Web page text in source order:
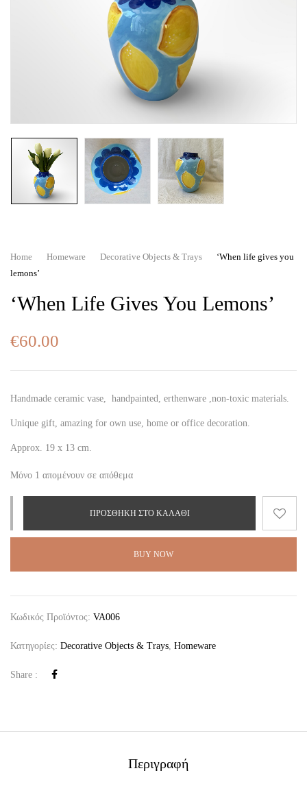
Home Homeware Decorative Objects & Trays
‘When life gives you
lemons’
‘When Life Gives You Lemons’
€60.00
Handmade ceramic vase, handpainted, erthenware ,non-toxic materials.
Unique gift, amazing for own use, home or office decoration.
Approx. 19 x 13 cm.
Μόνο 1 απομένουν σε απόθεμα
ΠΡΟΣΘΉΚΗ ΣΤΟ ΚΑΛΆΘΙ
BUY NOW
Κωδικός Προϊόντος: VA006
Κατηγορίες: Decorative Objects & Trays, Homeware
Share :
Περιγραφή